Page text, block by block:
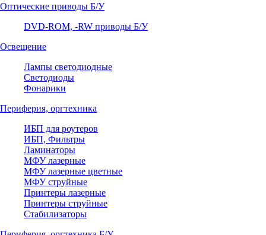
Оптические приводы Б/У
DVD-ROM, -RW приводы Б/У
Освещение
Лампы светодиодные
Светодиоды
Фонарики
Периферия, оргтехника
ИБП для роутеров
ИБП, Фильтры
Ламинаторы
МФУ лазерные
МФУ лазерные цветные
МФУ струйные
Принтеры лазерные
Принтеры струйные
Стабилизаторы